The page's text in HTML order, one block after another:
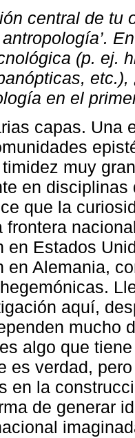
central de tu
(p. ej.
en el
capas. Una
muy
en
que la
frontera
en Estados
en Alemania,
aquí,
mucho
algo que
es verdad,
en la
de generar